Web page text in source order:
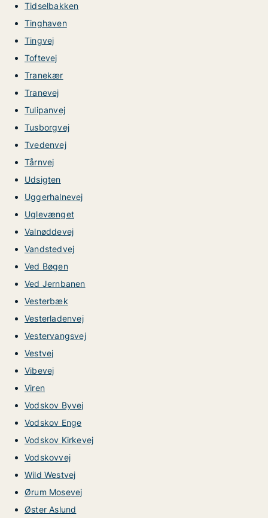
Tidselbakken
Tinghaven
Tingvej
Toftevej
Tranekær
Tranevej
Tulipanvej
Tusborgvej
Tvedenvej
Tårnvej
Udsigten
Uggerhalnevej
Uglevænget
Valnøddevej
Vandstedvej
Ved Bøgen
Ved Jernbanen
Vesterbæk
Vesterladenvej
Vestervangsvej
Vestvej
Vibevej
Viren
Vodskov Byvej
Vodskov Enge
Vodskov Kirkevej
Vodskovvej
Wild Westvej
Ørum Mosevej
Øster Aslund